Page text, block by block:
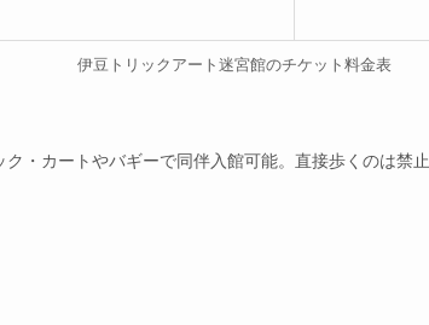
伊豆トリックアート迷宮館のチケット料金表
・カートやバギーで同伴入館可能。直接歩くのは禁止